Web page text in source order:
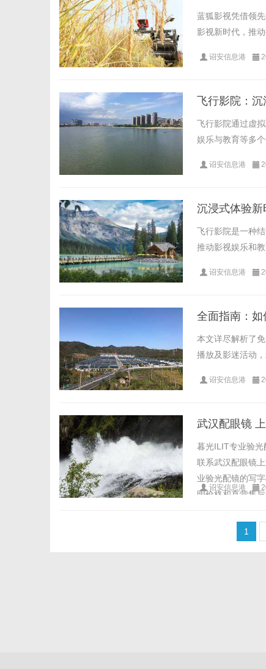
蓝狐影视凭借领
影视新时代，推动
诏安信息港
飞行影院：
飞行影院通过虚
娱乐与教育等多
诏安信息港
沉浸式体验
飞行影院是一种
推动影视娱乐和
诏安信息港
全面指南：
本文详尽解析了
播放及影迷活动
诏安信息港
武汉配眼镜
暮光ILIT专业验
联系武汉配眼镜
业验光配镜的写
明价格和直营售
诏安信息港
1